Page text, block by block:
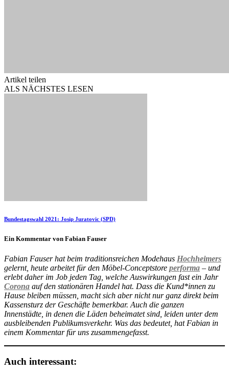
Artikel teilen
ALS NÄCHSTES LESEN
Bundestagswahl 2021: Josip Juratovic (SPD)
Ein Kommentar von Fabian Fauser
Fabian Fauser hat beim traditionsreichen Modehaus Hochheimers
gelernt, heute arbeitet für den Möbel-Conceptstore performa – und
erlebt daher im Job jeden Tag, welche Auswirkungen fast ein Jahr
Corona auf den stationären Handel hat. Dass die Kund*innen zu
Hause bleiben müssen, macht sich aber nicht nur ganz direkt beim
Kassensturz der Geschäfte bemerkbar. Auch die ganzen
Innenstädte, in denen die Läden beheimatet sind, leiden unter dem
ausbleibenden Publikumsverkehr. Was das bedeutet, hat Fabian in
einem Kommentar für uns zusammengefasst.
Auch interessant: